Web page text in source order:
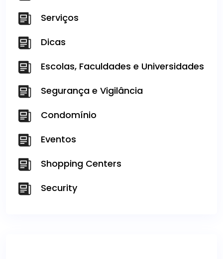
Serviços
Dicas
Escolas, Faculdades e Universidades
Segurança e Vigilância
Condomínio
Eventos
Shopping Centers
Security